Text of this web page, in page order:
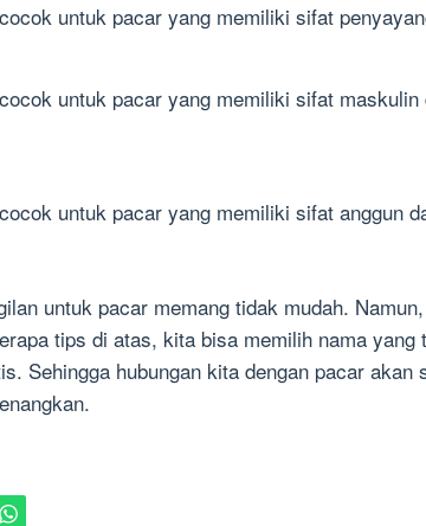
untuk pacar yang memiliki sifat
untuk pacar yang memiliki sifat maskulin
untuk pacar yang memiliki sifat anggun
untuk pacar memang tidak mudah.
tips di atas, kita bisa memilih nama yang
Sehingga hubungan kita dengan pacar akan